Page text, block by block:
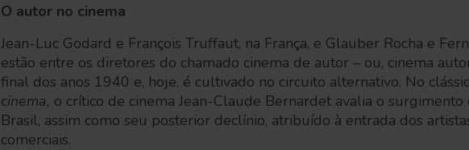
O autor no cinema
Jean-Luc Godard e François Truffaut, na França, e Glauber Rocha e
estão entre os diretores do chamado cinema de autor – ou, cinema
final dos anos 1940 e, hoje, é cultivado no circuito alternativo. No
cinema, o crítico de cinema Jean-Claude Bernardet avalia o surgimento
Brasil, assim como seu posterior declínio, atribuído à entrada dos
comerciais.